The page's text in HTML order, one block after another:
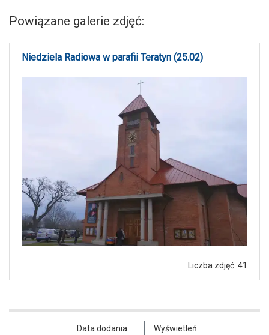
Powiązane galerie zdjęć:
Niedziela Radiowa w parafii Teratyn (25.02)
Liczba zdjęć: 41
Data dodania: Wyświetleń: